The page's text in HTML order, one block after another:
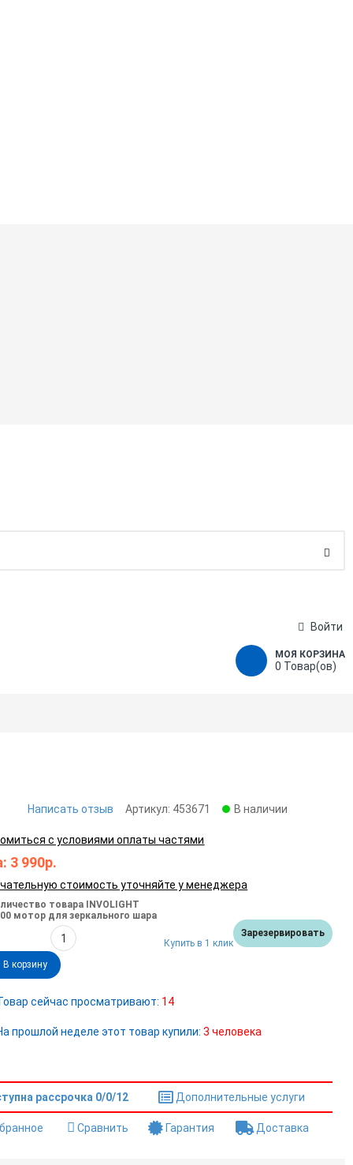
Войти
МОЯ КОРЗИНА
Товар(ов)
0
Написать отзыв Артикул: 453671 В наличии
с условиями оплаты частями
3 990р.
стоимость уточняйте у менеджера
товара INVOLIGHT
мотор для зеркального шара
В корзину
Купить в 1 клик
Зарезервировать
сейчас просматривают: 14
прошлой неделе этот товар купили: 3 человека
рассрочка 0/0/12 Дополнительные услуги
Сравнить Гарантия Доставка